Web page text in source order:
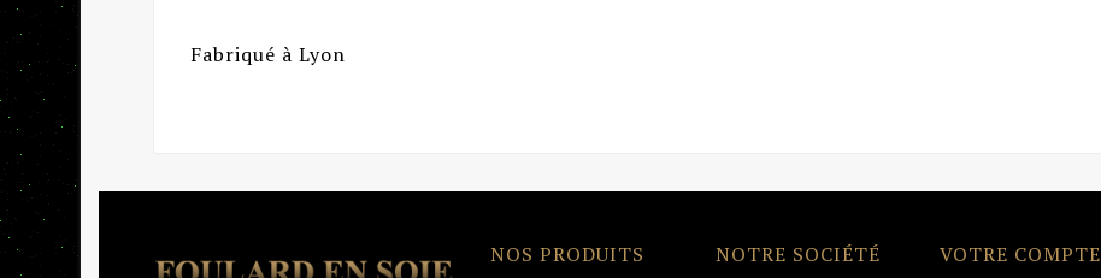
Fabriqué à Lyon
NOS PRODUITS NOTRE SOCIÉTÉ VOTRE COMPTE